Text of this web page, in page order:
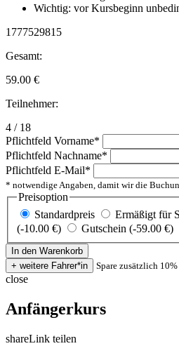
Wichtig: vor Kursbeginn
1777529815
Gesamt:
59.00 €
Teilnehmer:
4 / 18
Pflichtfeld Vorname*
Pflichtfeld Nachname*
Pflichtfeld E-Mail*
* notwendige Angaben, damit wir die
Preisoption
Standardpreis
Ermäßigt für
(-10.00 €)
Gutschein (-59.00 €)
Spare zusätzlich
close
Anfängerkurs
shareLink teilen